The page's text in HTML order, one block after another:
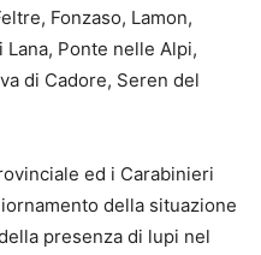
Fonzaso, Lamon,
Ponte nelle Alpi,
di Cadore, Seren del
ed i Carabinieri
della situazione
presenza di lupi nel